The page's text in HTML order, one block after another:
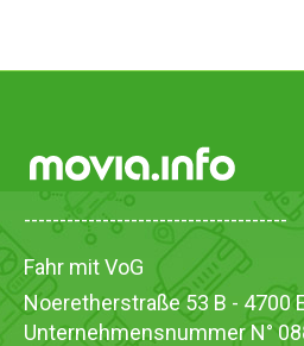
-------------------------------------
Fahr mit VoG
Noeretherstraße 53 B - 4700
Unternehmensnummer N°